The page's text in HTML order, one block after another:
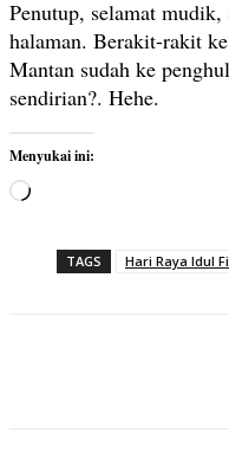
Penutup, selamat
halaman. Berakit-rakit
Mantan sudah ke
sendirian?. Hehe.
Menyukai ini:
M
TAGS Hari Raya Idul